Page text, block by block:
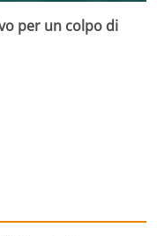
per un colpo di